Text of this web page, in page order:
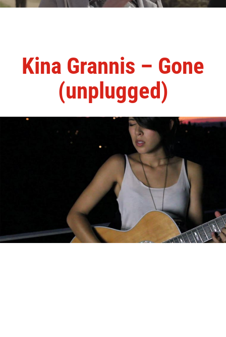
Kina Grannis – Gone
(unplugged)